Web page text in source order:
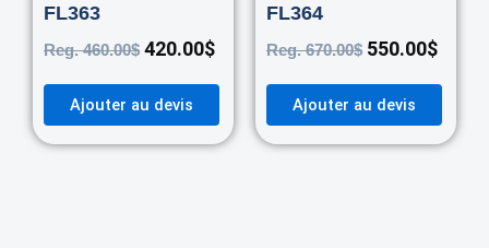
FL363
Reg.460.00$ 420.00$
Ajouter au devis
FL364
Reg.670.00$ 550.00$
Ajouter au devis